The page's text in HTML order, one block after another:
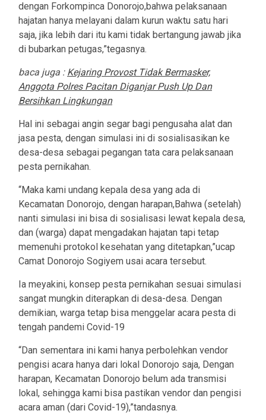
dengan Forkompinca Donorojo,bahwa pelaksanaan
hajatan hanya melayani dalam kurun waktu satu hari
saja, jika lebih dari itu kami tidak bertangung jawab jika
di bubarkan petugas,”tegasnya.
baca juga : Kejaring Provost Tidak Bermasker,
Anggota Polres Pacitan Diganjar Push Up Dan
Bersihkan Lingkungan
Hal ini sebagai angin segar bagi pengusaha alat dan
jasa pesta, dengan simulasi ini di sosialisasikan ke
desa-desa sebagai pegangan tata cara pelaksanaan
pesta pernikahan.
“Maka kami undang kepala desa yang ada di
Kecamatan Donorojo, dengan harapan,Bahwa (setelah)
nanti simulasi ini bisa di sosialisasi lewat kepala desa,
dan (warga) dapat mengadakan hajatan tapi tetap
memenuhi protokol kesehatan yang ditetapkan,”ucap
Camat Donorojo Sogiyem usai acara tersebut.
Ia meyakini, konsep pesta pernikahan sesuai simulasi
sangat mungkin diterapkan di desa-desa. Dengan
demikian, warga tetap bisa menggelar acara pesta di
tengah pandemi Covid-19
“Dan sementara ini kami hanya perbolehkan vendor
pengisi acara hanya dari lokal Donorojo saja, Dengan
harapan, Kecamatan Donorojo belum ada transmisi
lokal, sehingga kami bisa pastikan vendor dan pengisi
acara aman (dari Covid-19),”tandasnya.